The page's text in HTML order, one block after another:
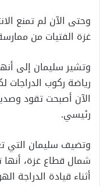
وحتى الآن لم تمنع
غزة الفتيات من
وتشير سليمان إلى
رياضة ركوب
الآن أصبحت تقود
رئيسي.
وتضيف سليمان التي
شمال قطاع غزة،
أثناء قيادة الدراجة